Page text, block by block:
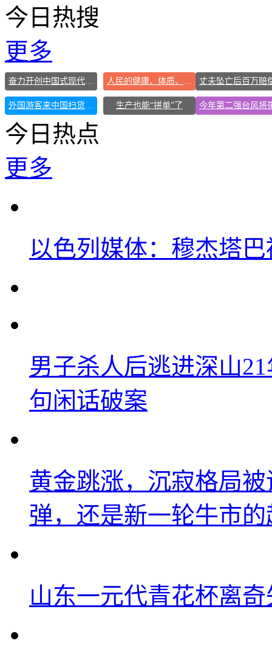
今日热搜
更多
奋力开创中国式现代化建设新局面 人民的健康、体质、幸福一脉相承
外国游客来中国扫货新特产 生产也能“拼单”了
今日热点
更多
以色列媒体：穆杰塔
男子杀人后逃进深山
句闲话破案
黄金跳涨，沉寂格局
弹，还是新一轮牛市
山东一元代青花杯离